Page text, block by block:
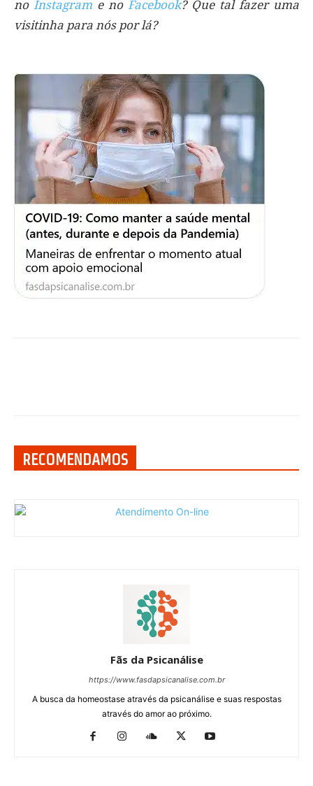
no Instagrame no Facebook? Que tal fazer uma
visitinha para nós por lá?
RECOMENDAMOS
Fãs da Psicanálise
https://www.fasdapsicanalise.com.br
A busca da homeostase através da psicanálise e suas respostas
através do amor ao próximo.